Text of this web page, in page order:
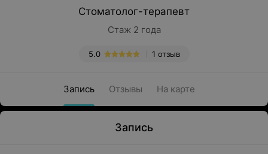
Стоматолог-терапевт
Стаж 2 года
1 отзыв
5.0
Запись Отзывы На карте
Запись